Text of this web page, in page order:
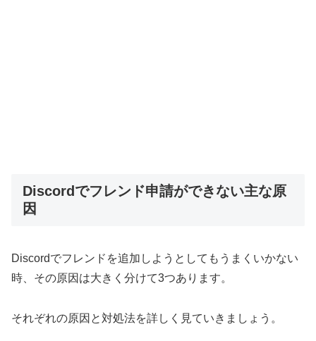
Discordでフレンド申請ができない主な原
因
Discordでフレンドを追加しようとしてもうまくいかない
時、その原因は大きく分けて3つあります。
それぞれの原因と対処法を詳しく見ていきましょう。